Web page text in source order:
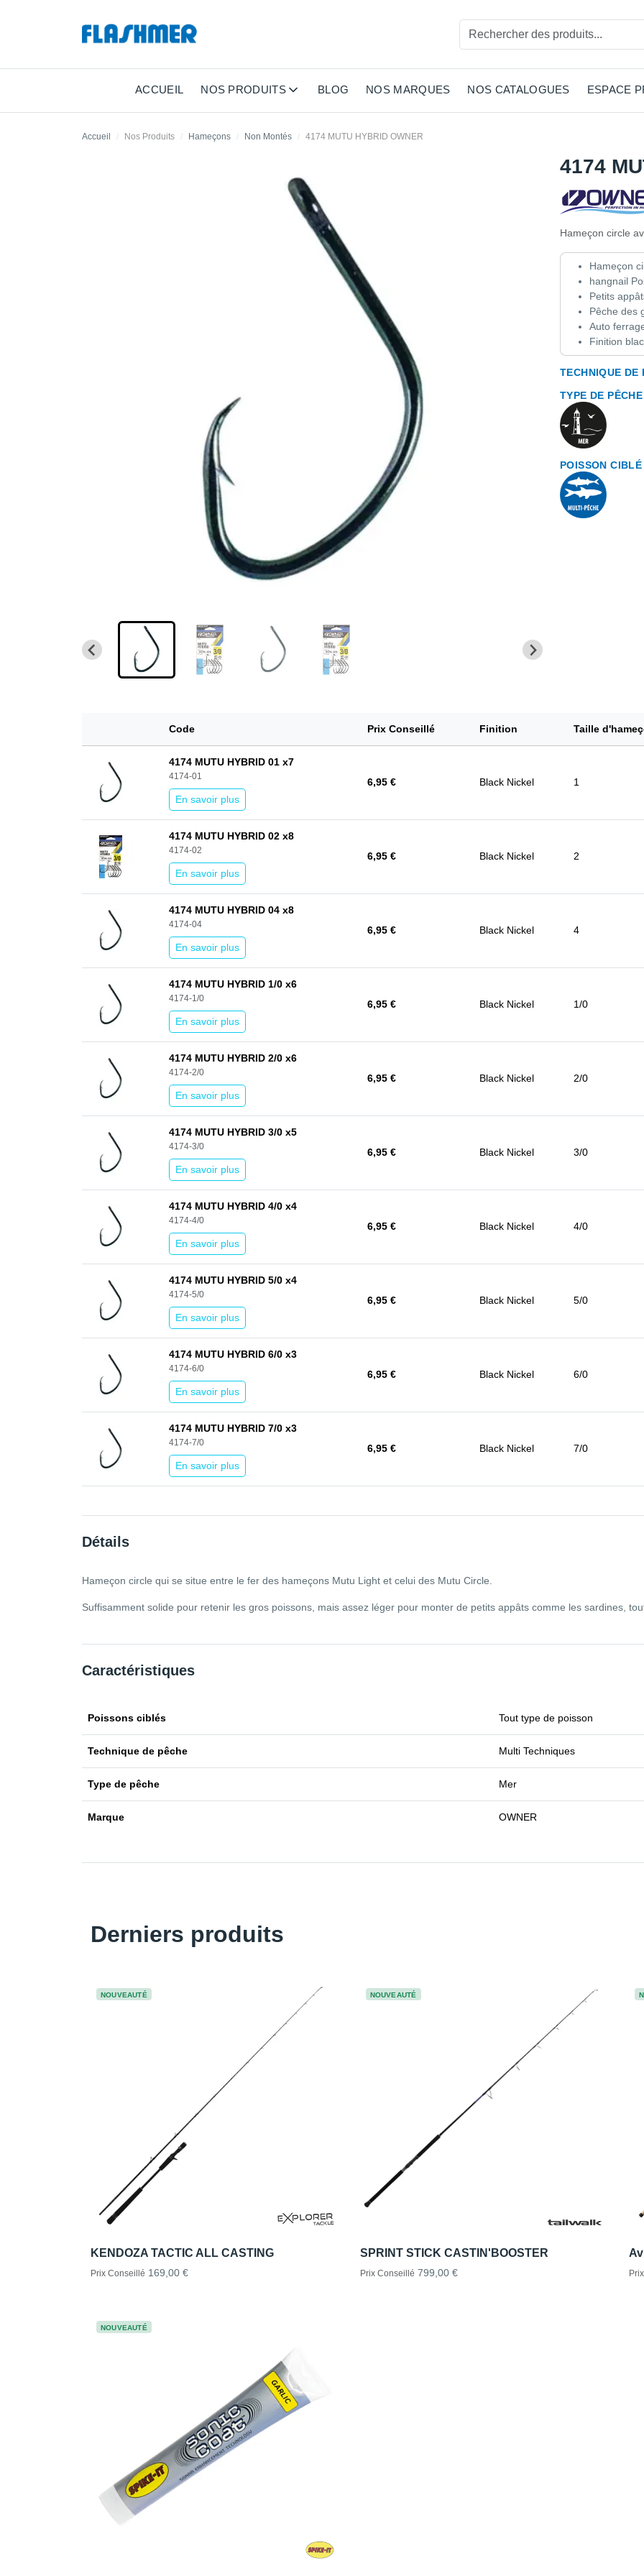
ACCUEIL NOS PRODUITS BLOG NOS MARQUES NOS CATALOGUES ESPACE
Accueil Nos Produits Hameçons Non Montés 4174 MUTU HYBRID OWNER
4174
Hameçon circle
Hameçon
hangnail
Petits
Pêche des
Auto
Finition
TECHNIQUE DE
TYPE DE PÊCHE
POISSON CIBLÉ
Code Prix Conseillé Finition Taille
4174 MUTU HYBRID 01 x7
4174-01
En savoir plus
6,95 € Black Nickel 1
4174 MUTU HYBRID 02 x8
4174-02
En savoir plus
6,95 € Black Nickel 2
4174 MUTU HYBRID 04 x8
4174-04
En savoir plus
6,95 € Black Nickel 4
4174 MUTU HYBRID 1/0 x6
4174-1/0
En savoir plus
6,95 € Black Nickel 1/0
4174 MUTU HYBRID 2/0 x6
4174-2/0
En savoir plus
6,95 € Black Nickel 2/0
4174 MUTU HYBRID 3/0 x5
4174-3/0
En savoir plus
6,95 € Black Nickel 3/0
4174 MUTU HYBRID 4/0 x4
4174-4/0
En savoir plus
6,95 € Black Nickel 4/0
4174 MUTU HYBRID 5/0 x4
4174-5/0
En savoir plus
6,95 € Black Nickel 5/0
4174 MUTU HYBRID 6/0 x3
4174-6/0
En savoir plus
6,95 € Black Nickel 6/0
4174 MUTU HYBRID 7/0 x3
4174-7/0
En savoir plus
6,95 € Black Nickel 7/0
Détails
Hameçon circle qui se situe entre le fer des hameçons Mutu Light et celui des Mutu Circle.
Suffisamment solide pour retenir les gros poissons, mais assez léger pour monter de petits appâts comme les sardines,
Caractéristiques
Poissons ciblés Tout type de poisson
Technique de pêche Multi Techniques
Type de pêche Mer
Marque OWNER
Derniers produits
NOUVEAUTÉ
KENDOZA TACTIC ALL CASTING
Prix Conseillé 169,00 €
NOUVEAUTÉ
SPRINT STICK CASTIN'BOOSTER
Prix Conseillé 799,00 €
NOUVEAUTÉ